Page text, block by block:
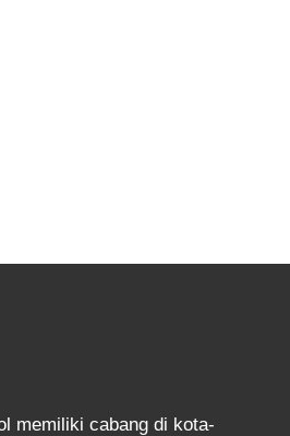
memiliki cabang di kota-